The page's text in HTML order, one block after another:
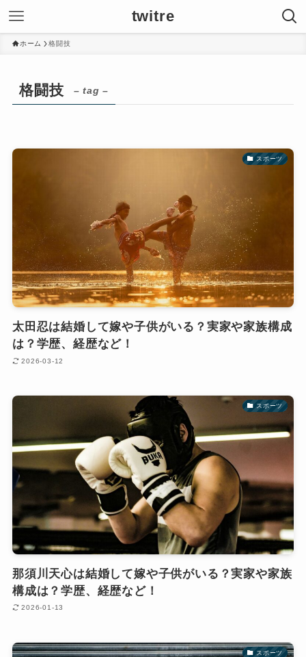
twitre
ホーム 格闘技
格闘技 – tag –
スポーツ
太田忍は結婚して嫁や子供がいる？実家や家族構成
は？学歴、経歴など！
2026-03-12
スポーツ
那須川天心は結婚して嫁や子供がいる？実家や家族
構成は？学歴、経歴など！
2026-01-13
スポーツ